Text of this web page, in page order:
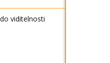
viditelnosti